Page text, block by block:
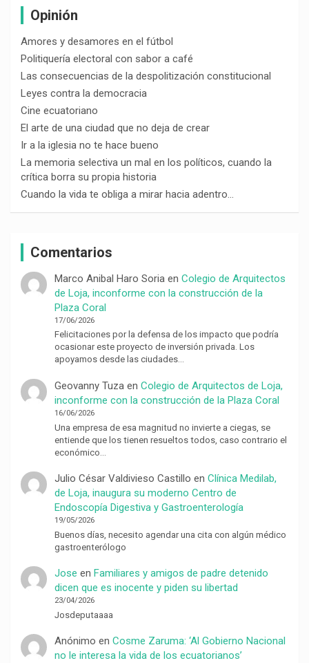
Opinión
Amores y desamores en el fútbol
Politiquería electoral con sabor a café
Las consecuencias de la despolitización constitucional
Leyes contra la democracia
Cine ecuatoriano
El arte de una ciudad que no deja de crear
Ir a la iglesia no te hace bueno
La memoria selectiva un mal en los políticos, cuando la
crítica borra su propia historia
Cuando la vida te obliga a mirar hacia adentro…
Comentarios
Marco Anibal Haro Soriaen Colegio de Arquitectos
de Loja, inconforme con la construcción de la
Plaza Coral
17/06/2026
Felicitaciones por la defensa de los impacto que podría
ocasionar este proyecto de inversión privada. Los
apoyamos desde las ciudades…
Geovanny Tuzaen Colegio de Arquitectos de Loja,
inconforme con la construcción de la Plaza Coral
16/06/2026
Una empresa de esa magnitud no invierte a ciegas, se
entiende que los tienen resueltos todos, caso contrario el
económico…
Julio César Valdivieso Castillo en Clínica Medilab,
de Loja, inaugura su moderno Centro de
Endoscopía Digestiva y Gastroenterología
19/05/2026
Buenos días, necesito agendar una cita con algún médico
gastroenterólogo
Jose en Familiares y amigos de padre detenido
dicen que es inocente y piden su libertad
23/04/2026
Josdeputaaaa
Anónimo en Cosme Zaruma: ‘Al Gobierno Nacional
no le interesa la vida de los ecuatorianos’